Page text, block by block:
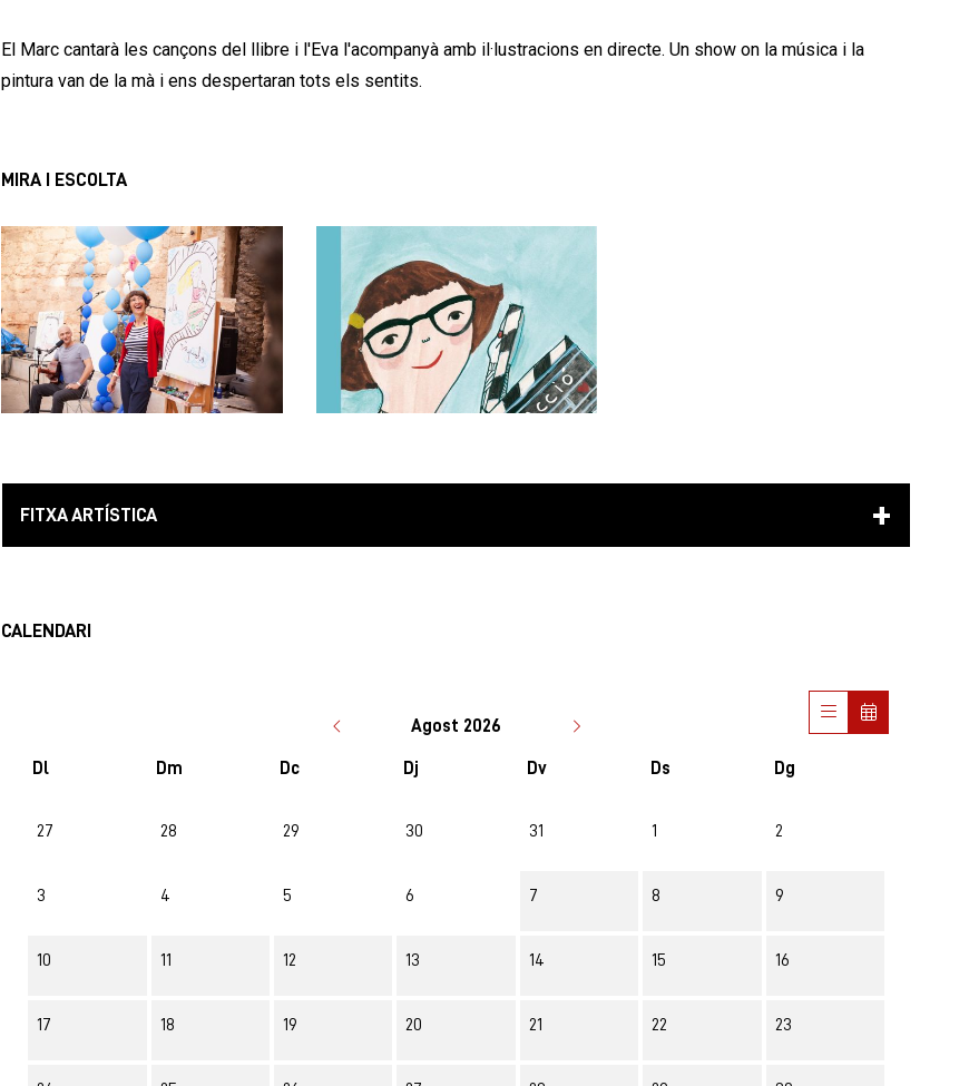
El Marc cantarà les cançons del llibre i l'Eva l'acompanyà amb il·lustracions en directe. Un show on la música i la
pintura van de la mà i ens despertaran tots els sentits.
MIRA I ESCOLTA
FITXA ARTÍSTICA
CALENDARI
Agost 2026
Dl Dm Dc Dj Dv Ds Dg
No hi ha cap activitat aquest mes
27 28 29 30 31 1 2
3 4 5 6 7 8 9
10 11 12 13 14 15 16
17 18 19 20 21 22 23